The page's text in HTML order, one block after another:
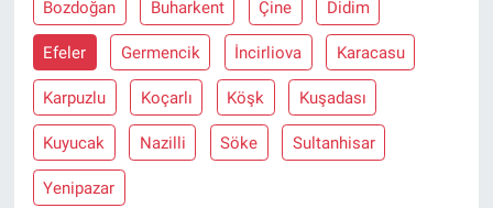
Bozdoğan Buharkent Çine Didim
Efeler Germencik İncirliova Karacasu
Karpuzlu Koçarlı Köşk Kuşadası
Kuyucak Nazilli Söke Sultanhisar
Yenipazar